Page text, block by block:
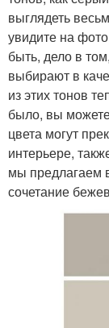
выглядеть
увидите на
быть, дело в
выбирают в
из этих тонов
было, вы
цвета могут
интерьере,
мы предлагаем
сочетание